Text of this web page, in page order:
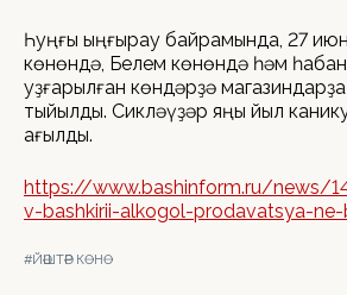
Һуңғы ҡыңғырау байрамында, 27
көнөндә, Белем көнөндә һәм
уҙғарылған көндәрҙә
тыйылды. Сикләүҙәр яңы йыл
ҡағылды.
https://www.bashinform.ru/news/
v-bashkirii-alkogol-prodavatsya-
#ЙӘШТӘР КӨНӨ